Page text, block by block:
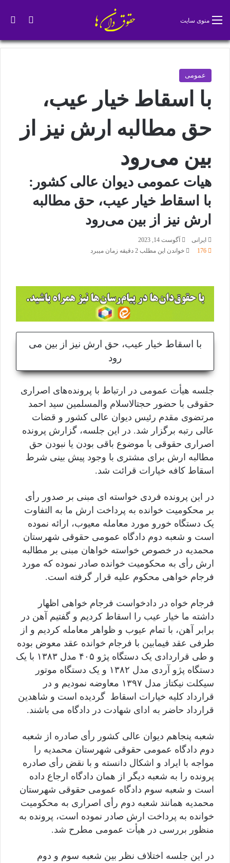
تغییر منوی سایت
عمومی
با اسقاط خیار عیب،
حق مطالبه ارش نیز از
بین می‌رود
هیات عمومی دیوان عالی کشور:
با اسقاط خیار عیب، حق مطالبه
ارش نیز از بین می‌رود
ایرانی
آگوست 14, 2023
176
خواندن این مطلب 2 دقیقه زمان میبرد
با اسقاط خیار عیب، حق ارش نیز از بین می
رود
جلسه هیأت عمومی در ارتباط با پرونده‌های اصراری
حقوقی با حضور حجت‎الاسلام والمسلمین سید احمد
مرتضوی مقدم رئیس دیوان عالی کشور و قضات
عالی رتبه برگزار شد. در این جلسه، گزارش پرونده
اصراری حقوقی با موضوع باقی بودن یا نبودن حق
مطالبه ارش برای مشتری با وجود پیش بینی شرط
اسقاط کافه خیارات قرائت شد.
در این پرونده فردی خواسته ای مبنی بر صدور رأی
بر محکومیت خوانده به پرداخت ارش ما به التفاوت
یک دستگاه خورو مورد معامله معیوب، ارائه نموده
است و شعبه دوم دادگاه عمومی حقوقی شهرستان
محمدیه در خصوص خواسته خواهان مبنی بر مطالبه
ارش رأی به محکومیت خوانده صادر نموده که مورد
فرجام خواهی محکوم علیه قرار گرفته است.
فرجام خواه در دادخواست فرجام خواهی اظهار
داشته ما خیار عیب را اسقاط کردیم و گفتیم آهن در
برابر آهن، با تمام عیوب و ظواهر معامله کردیم و از
طرفی عقد فیمابین با فرجام خوانده عقد معوض بوده
و طی قراردادی یک دستگاه پژو ۴۰۵ مدل ۱۳۸۳ با یک
دستگاه پژو آردی مدل ۱۳۸۲ و یک دستگاه موتور
سیکلت نیکتاز مدل ۱۳۹۷ معاوضه نمودیم و در
قرارداد کلیه خیارات اسقاط گردیده است و شاهدین
قرارداد حاضر به ادای شهادت در دادگاه می باشند.
شعبه پنجاهم دیوان عالی کشور رأی صادره از شعبه
دوم دادگاه عمومی حقوقی شهرستان محمدیه را
مواجه با ایراد و اشکال دانسته و با نقض رأی صادره
پرونده را به شعبه دیگر از همان دادگاه ارجاع داده
است و شعبه سوم دادگاه عمومی حقوقی شهرستان
محمدیه همانند شعبه دوم رأی اصراری به محکومیت
خوانده به پرداخت ارش صادر نموده است، پرونده به
منظور بررسی در هیأت عمومی مطرح شد.
در این جلسه اختلاف نظر بین شعبه سوم و دوم